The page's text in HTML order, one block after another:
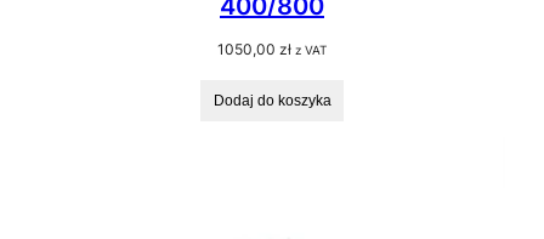
1050,00 zł z VAT
Dodaj do koszyka